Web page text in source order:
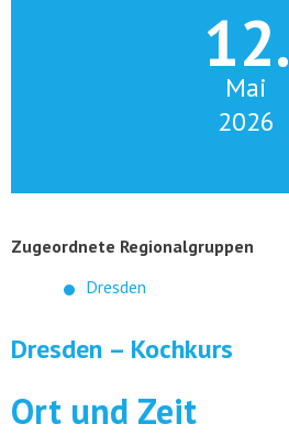
12.
Mai
2026
Zugeordnete Regionalgruppen
Dresden
Dresden – Kochkurs
Ort und Zeit